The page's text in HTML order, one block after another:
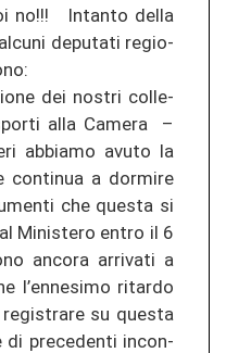
no!!! In­tan­to della
de­pu­ta­ti re­gio­
dei nos­tri col­le­
alla Ca­me­ra –
ab­bia­mo avuto la
con­ti­nua a dor­mi­re
che ques­ta si
Mi­nis­te­ro entro il 6
an­co­ra ar­ri­va­ti a
l’en­ne­si­mo ri­tar­do
su ques­ta
di pre­ce­den­ti in­con­